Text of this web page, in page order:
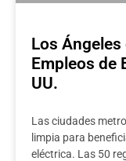
Los
Empleos de
UU.
Las ciudades
limpia para
eléctrica. Las 50